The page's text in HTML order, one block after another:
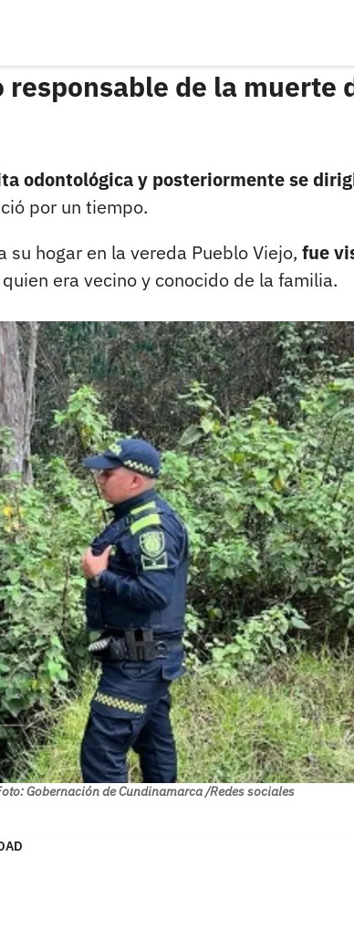
de la muerte
odontológica y posteriormente se
por un tiempo.
hogar en la vereda Pueblo Viejo, fue
quien era vecino y conocido de la familia.
Gobernación de Cundinamarca /Redes sociales